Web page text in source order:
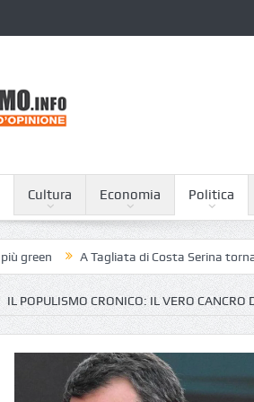
Cultura Economia Politica
A Tagliata di Costa Serina torna la strada di
IL POPULISMO CRONICO: IL VERO CANCRO